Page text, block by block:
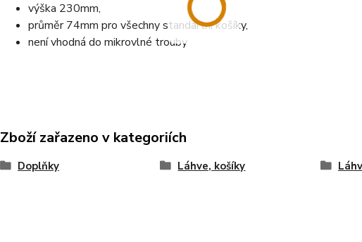
výška 230mm,
průměr 74mm pro všechny standartní košíky,
není vhodná do mikrovlné trouby
Zboží zařazeno v kategoriích
Doplňky Láhve, košíky